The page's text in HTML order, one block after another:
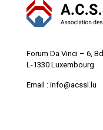
Forum Da Vinci – 6,
L-1330 Luxembourg
Email : info@acssl.lu